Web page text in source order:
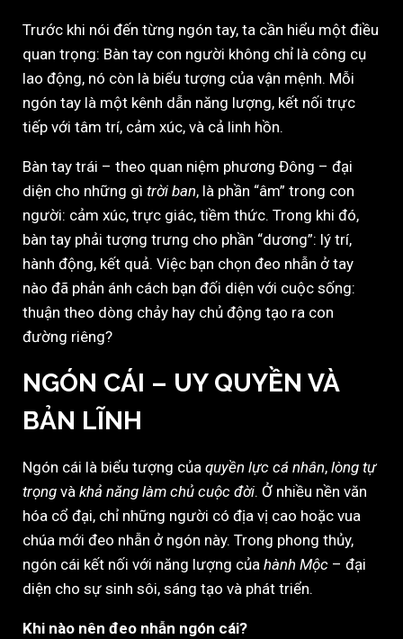
Trước khi nói đến từng ngón tay, ta cần hiểu một điều
quan trọng: Bàn tay con người không chỉ là công cụ
lao động, nó còn là biểu tượng của vận mệnh. Mỗi
ngón tay là một kênh dẫn năng lượng, kết nối trực
tiếp với tâm trí, cảm xúc, và cả linh hồn.
Bàn tay trái – theo quan niệm phương Đông – đại
diện cho những gì trời ban, là phần “âm” trong con
người: cảm xúc, trực giác, tiềm thức. Trong khi đó,
bàn tay phải tượng trưng cho phần “dương”: lý trí,
hành động, kết quả. Việc bạn chọn đeo nhẫn ở tay
nào đã phản ánh cách bạn đối diện với cuộc sống:
thuận theo dòng chảy hay chủ động tạo ra con
đường riêng?
NGÓN CÁI – UY QUYỀN VÀ
BẢN LĨNH
Ngón cái là biểu tượng của quyền lực cá nhân, lòng tự
trọng và khả năng làm chủ cuộc đời. Ở nhiều nền văn
hóa cổ đại, chỉ những người có địa vị cao hoặc vua
chúa mới đeo nhẫn ở ngón này. Trong phong thủy,
ngón cái kết nối với năng lượng của hành Mộc – đại
diện cho sự sinh sôi, sáng tạo và phát triển.
Khi nào nên đeo nhẫn ngón cái?